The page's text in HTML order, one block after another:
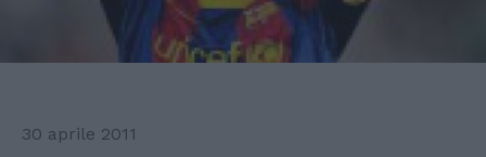
30 aprile 2011